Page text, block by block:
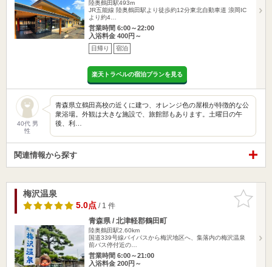
陸奥鶴田駅493m
JR五能線 陸奥鶴田駅より徒歩約12分東北自動車道 浪岡IC
より約4…
営業時間 6:00～22:00
入浴料金 400円～
日帰り 宿泊
楽天トラベルの宿泊プランを見る
40代 男
性
青森県立鶴田高校の近くに建つ、オレンジ色の屋根が特徴的な公
衆浴場。外観は大きな施設で、旅館部もあります。土曜日の午
後、利…
関連情報から探す
お気に入
りに追加
梅沢温泉
5.0点/ 1 件
青森県 / 北津軽郡鶴田町
陸奥鶴田駅2.60km
国道339号線バイパスから梅沢地区へ、集落内の梅沢温泉
前バス停付近の…
営業時間 6:00～21:00
入浴料金 200円～